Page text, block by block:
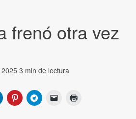
frenó otra vez
3 min de lectura